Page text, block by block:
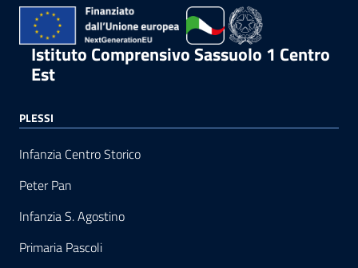
Istituto Comprensivo Sassuolo 1 Centro
Est
PLESSI
Infanzia Centro Storico
Peter Pan
Infanzia S. Agostino
Primaria Pascoli